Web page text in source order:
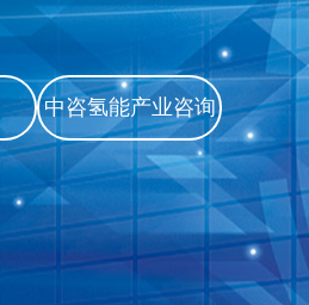
中咨氢能产业咨询
发展中心